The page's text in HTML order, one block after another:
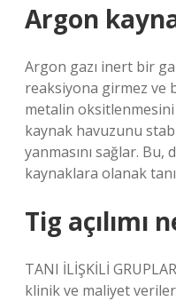
Argon
Argon gazı inert bir
reaksiyona girmez ve
metalin oksitlenmesini
kaynak havuzunu
yanmasını sağlar.
kaynaklara olanak
Tig açılımı
TANI İLİŞKİLİ
klinik ve maliyet